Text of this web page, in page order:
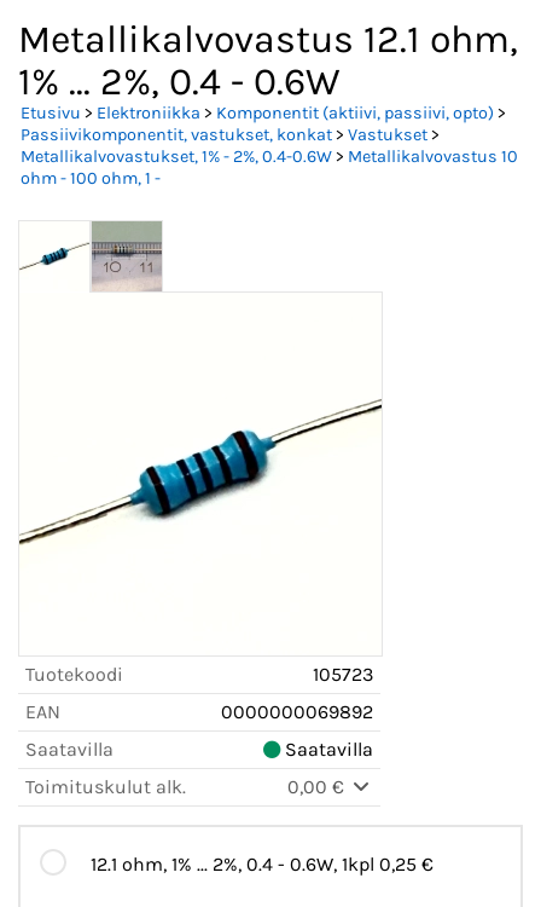
Metallikalvovastus 12.1 ohm,
1% ... 2%, 0.4 - 0.6W
Etusivu > Elektroniikka > Komponentit (aktiivi, passiivi, opto) >
Passiivikomponentit, vastukset, konkat> Vastukset>
Metallikalvovastukset, 1% - 2%, 0.4-0.6W> Metallikalvovastus 10
ohm - 100 ohm, 1 -
Tuotekoodi
105723
EAN
0000000069892
Saatavilla
Saatavilla
Toimituskulut alk.
0,00 €
12.1 ohm, 1% ... 2%, 0.4 - 0.6W, 1kpl 0,25 €